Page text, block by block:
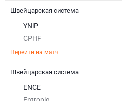
YNiP
CPHF
Перейти на матч
Швейцарская система
ENCE
Швейцарская система